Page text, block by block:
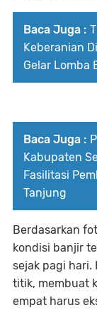
Baca Juga :
Keberanian
Gelar Lomba
Baca Juga :
Kabupaten
Fasilitasi
Tanjung
Berdasarkan
kondisi banjir
sejak pagi hari.
titik, membuat
empat harus